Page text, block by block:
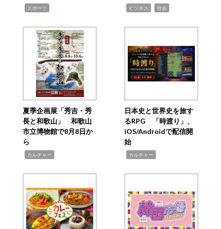
スポーツ ビジネス 社会
夏季企画展「秀吉・秀
長と和歌山」 和歌山
市立博物館で8月8日か
ら
カルチャー
日本史と世界史を旅す
るRPG 「時渡り」、
iOS/Androidで配信開
始
カルチャー